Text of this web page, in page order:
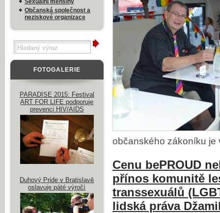
občanského zákoníku je
Cenu bePROUD
přínos komunitě
transsexuálů
lidská práva
Sexuální menšiny
Občanská společnost a
neziskové organizace
FOTOGALERIE
PARADISE 2015: Festival
ART FOR LIFE podporuje
prevenci HIV/AIDS
Duhový Pride v Bratislavě
oslavuje páté výročí